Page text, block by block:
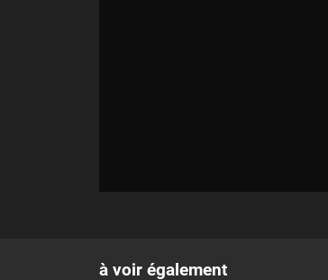
à voir également